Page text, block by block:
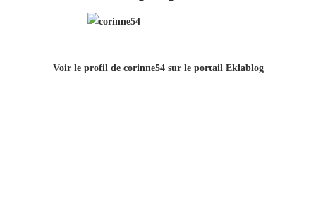
Voir le profil de corinne54sur le portail Eklablog